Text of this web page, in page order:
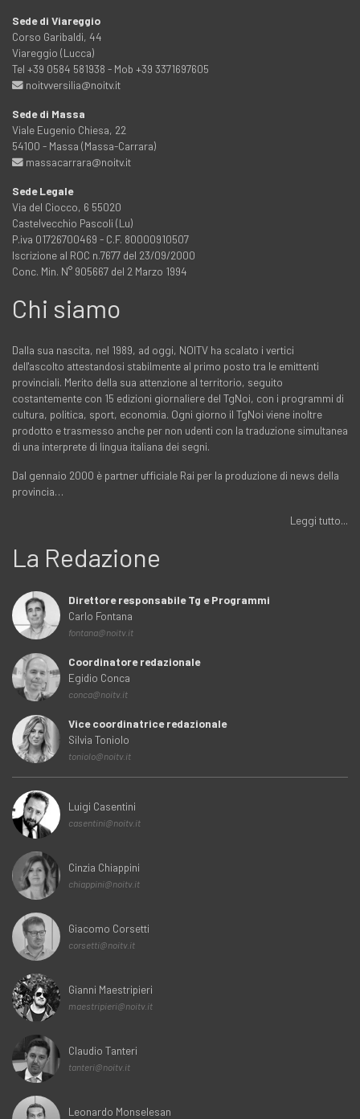
Sede di Viareggio
Corso Garibaldi, 44
Viareggio (Lucca)
Tel +39 0584 581938 - Mob +39 3371697605
noitvversilia@noitv.it
Sede di Massa
Viale Eugenio Chiesa, 22
54100 - Massa (Massa-Carrara)
massacarrara@noitv.it
Sede Legale
Via del Ciocco, 6 55020
Castelvecchio Pascoli (Lu)
P.iva 01726700469 - C.F. 80000910507
Iscrizione al ROC n.7677 del 23/09/2000
Conc. Min. N° 905667 del 2 Marzo 1994
Chi siamo
Dalla sua nascita, nel 1989, ad oggi, NOITV ha scalato i vertici
dell'ascolto attestandosi stabilmente al primo posto tra le emittenti
provinciali. Merito della sua attenzione al territorio, seguito
costantemente con 15 edizioni giornaliere del TgNoi, con i programmi di
cultura, politica, sport, economia. Ogni giorno il TgNoi viene inoltre
prodotto e trasmesso anche per non udenti con la traduzione simultanea
di una interprete di lingua italiana dei segni.
Dal gennaio 2000 è partner ufficiale Rai per la produzione di news della
provincia…
Leggi tutto...
La Redazione
Direttore responsabile Tg e Programmi
Carlo Fontana
fontana@noitv.it
Coordinatore redazionale
Egidio Conca
conca@noitv.it
Vice coordinatrice redazionale
Silvia Toniolo
toniolo@noitv.it
Luigi Casentini
casentini@noitv.it
Cinzia Chiappini
chiappini@noitv.it
Giacomo Corsetti
corsetti@noitv.it
Gianni Maestripieri
maestripieri@noitv.it
Claudio Tanteri
tanteri@noitv.it
Leonardo Monselesan